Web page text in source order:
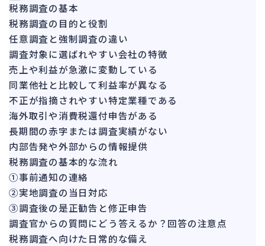
人事労務 557
人件費
労働問題 266
労災・ハラスメント 144
解雇・退職 127
事業運営 374
品質・リコール 49
情報漏洩・サイバー 256
事業再編 69
手続 664
私的整理
法的整理 449
税務調査の基本
税務調査の目的と役割
任意調査と強制調査の違い
調査対象に選ばれやすい会社の特徴
売上や利益が急激に変動している
同業他社と比較して利益率が異なる
不正が指摘されやすい特定業種である
海外取引や消費税還付申告がある
長期間の赤字または調査実績がない
内部告発や外部からの情報提供
税務調査の基本的な流れ
①事前通知の連絡
②実地調査の当日対応
③調査後の是正勧告と修正申告
調査官からの質問にどう答えるか？回答の注意点
税務調査へ向けた日常的な備え